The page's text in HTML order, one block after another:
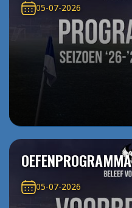
05-07-2026
OEFENPROGRAMMA
05-07-2026